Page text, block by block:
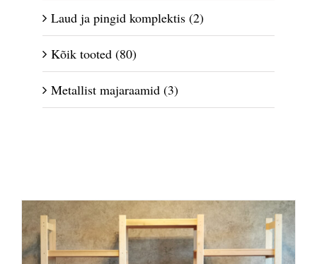
Laud ja pingid komplektis (2)
Kõik tooted (80)
Metallist majaraamid (3)